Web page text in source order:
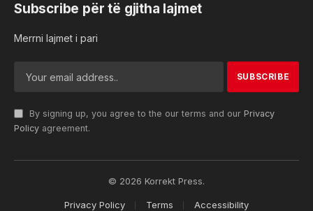
Subscribe për të gjitha lajmet
Merrni lajmet i pari
By signing up, you agree to the our terms and our Privacy
Policy agreement.
© 2026 Korrekt Press.
Privacy Policy Terms Accessibility